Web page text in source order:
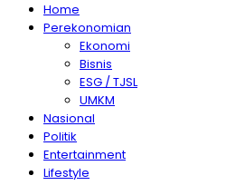
Home
Perekonomian
Ekonomi
Bisnis
ESG / TJSL
UMKM
Nasional
Politik
Entertainment
Lifestyle